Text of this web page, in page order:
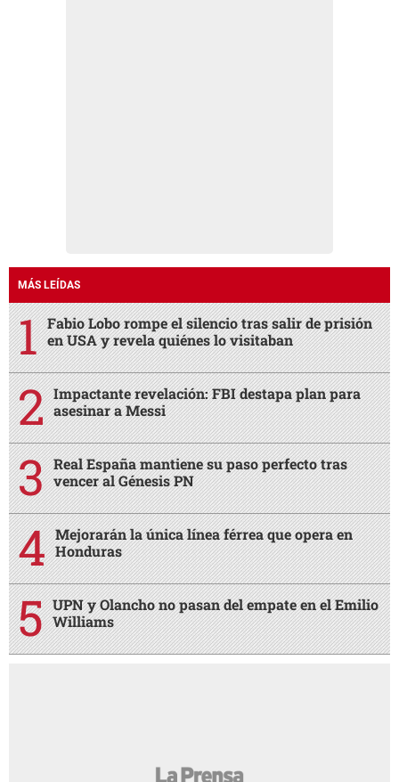
MÁS LEÍDAS
Fabio Lobo rompe el silencio tras salir de prisión
en USA y revela quiénes lo visitaban
Impactante revelación: FBI destapa plan para
asesinar a Messi
Real España mantiene su paso perfecto tras
vencer al Génesis PN
Mejorarán la única línea férrea que opera en
Honduras
UPN y Olancho no pasan del empate en el Emilio
Williams